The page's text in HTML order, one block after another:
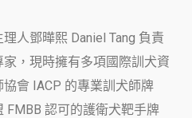
理人鄧曄熙 Daniel Tang 負責
，現時擁有多項國際訓犬資
協會 IACP 的專業訓犬師牌
FMBB 認可的護衛犬靶手牌